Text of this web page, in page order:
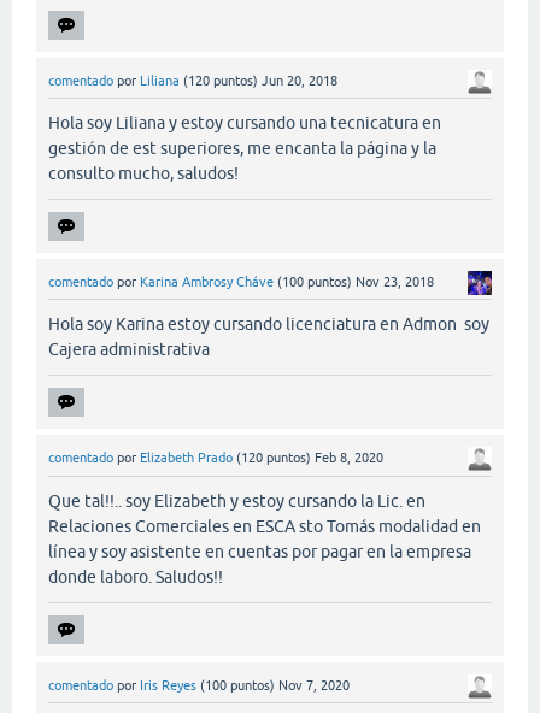
comentado por Liliana (120 puntos) Jun 20, 2018
Hola soy Liliana y estoy cursando una tecnicatura en
gestión de est superiores, me encanta la página y la
consulto mucho, saludos!
comentado por Karina Ambrosy Cháve (100 puntos) Nov 23, 2018
Hola soy Karina estoy cursando licenciatura en Admon soy
Cajera administrativa
comentado por Elizabeth Prado (120 puntos) Feb 8, 2020
Que tal!!.. soy Elizabeth y estoy cursando la Lic. en
Relaciones Comerciales en ESCA sto Tomás modalidad en
línea y soy asistente en cuentas por pagar en la empresa
donde laboro. Saludos!!
comentado por Iris Reyes (100 puntos) Nov 7, 2020